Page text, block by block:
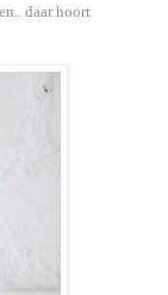
daar hoort